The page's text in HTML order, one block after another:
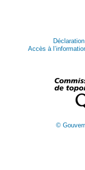
Accès à
©